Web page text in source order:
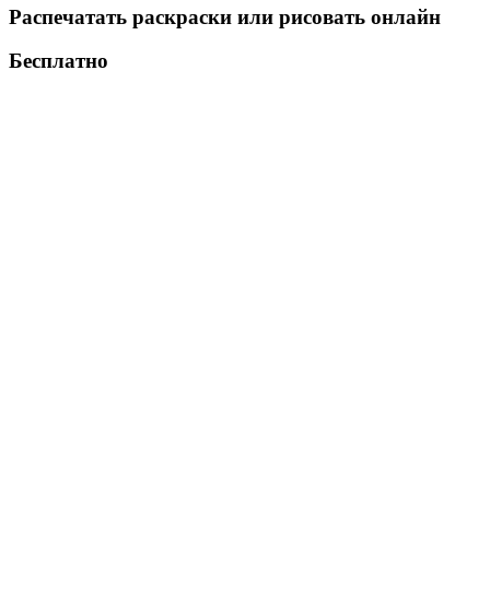
Распечатать раскраски или рисовать онлайн
Бесплатно